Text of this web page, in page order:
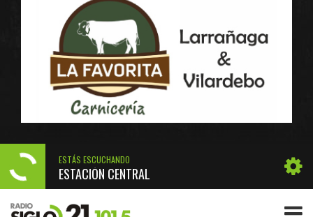
ESTÁS ESCUCHANDO
ESTACIÓN CENTRAL